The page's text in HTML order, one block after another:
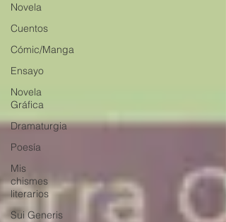
Novela
Cuentos
Cómic/Manga
Ensayo
Novela
Gráfica
Dramaturgia
Poesía
Mis
chismes
literarios
Sui Generis